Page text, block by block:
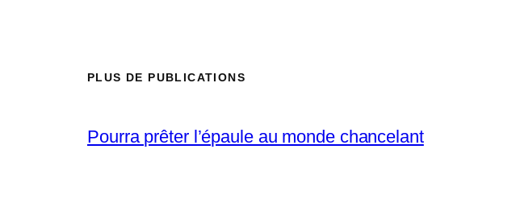
PLUS DE PUBLICATIONS
Pourra prêter l’épaule au monde chancelant